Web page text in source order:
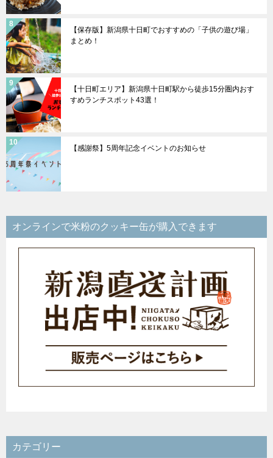
【保存版】新潟県十日町でおすすめの「子供の遊び場」
まとめ！
【十日町エリア】新潟県十日町駅から徒歩15分圏内おす
すめランチスポット43選！
【感謝祭】5周年記念イベントのお知らせ
オンラインで米粉のクッキー缶が購入できます
カテゴリー